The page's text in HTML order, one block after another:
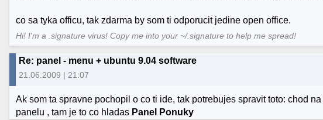
co sa tyka officu, tak zdarma by som ti odporucit jedine open office.
Hi! I'm a .signature virus! Copy me into your ~/.signature to help me spread!
Re: panel - menu + ubuntu 9.04 software
21.06.2009 | 21:07
Ak som ta spravne pochopil o co ti ide, tak potrebujes spravit toto: chod
panelu , tam je to co hladas Panel Ponuky